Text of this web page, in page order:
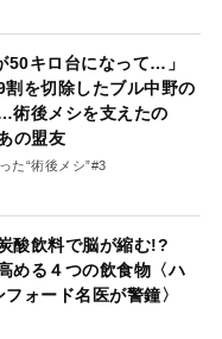
50キロ台になって…」
を切除したブル中野の
術後メシを支えたの
の盟友
た“術後メシ”#3
酸飲料で脳が縮む!?
める４つの飲食物〈ハ
ォード名医が警鐘〉